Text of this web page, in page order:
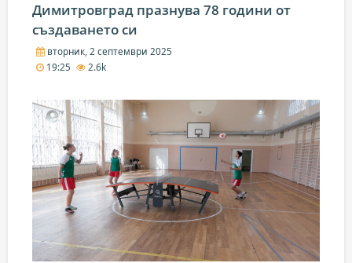
Димитровград празнува 78 години от
създаването си
вторник, 2 септември 2025
19:25
2.6k